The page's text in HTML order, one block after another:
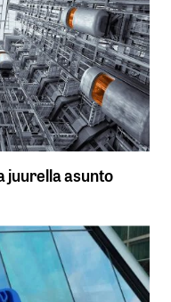
juurella asunto